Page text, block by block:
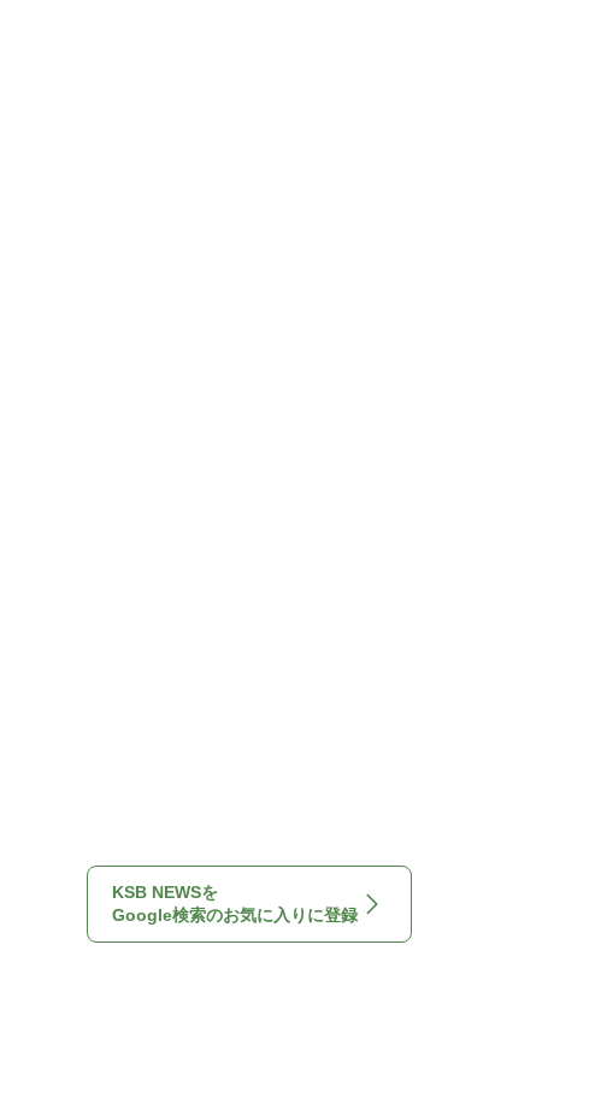
KSB NEWSを
Google検索のお気に入りに登録